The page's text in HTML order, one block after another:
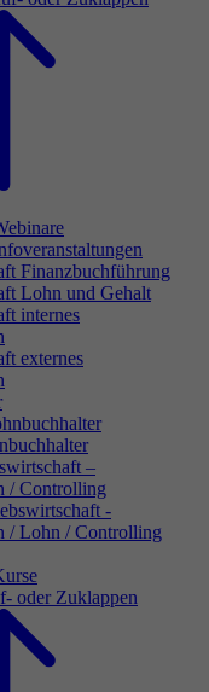
Finanzbuchführung
Lohn und Gehalt
internes
externes
–
/ Controlling
-
/ Lohn / Controlling
oder Zuklappen